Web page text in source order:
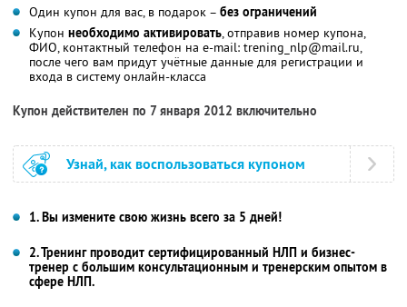
Один купон для вас, в подарок – без ограничений
Купон необходимо активировать, отправив номер купона,
ФИО, контактный телефон на e-mail: trening_nlp@mail.ru,
после чего вам придут учётные данные для регистрации и
входа в систему онлайн-класса
Купон действителен по 7 января 2012 включительно
Узнай, как воспользоваться купоном
1. Вы измените свою жизнь всего за 5 дней!
2. Тренинг проводит сертифицированный НЛП и бизнес-
тренер с большим консультационным и тренерским опытом в
сфере НЛП.